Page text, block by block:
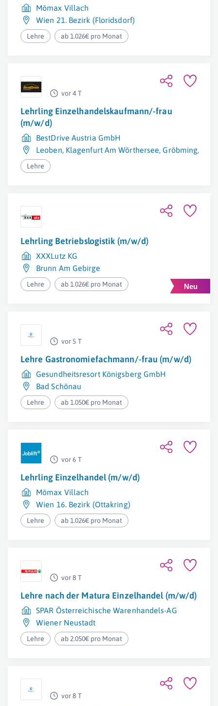
Mömax Villach
Wien 21. Bezirk (Floridsdorf)
Lehre ab 1.026€ pro Monat
vor 4 T
Lehrling Einzelhandelskaufmann/-frau
(m/w/d)
BestDrive Austria GmbH
Leoben, Klagenfurt Am Wörthersee, Gröbming,
Lehre
Lehrling Betriebslogistik (m/w/d)
XXXLutz KG
Brunn Am Gebirge
Lehre ab 1.026€ pro Monat
vor 5 T
Lehre Gastronomiefachmann/-frau (m/w/d)
Gesundheitsresort Königsberg GmbH
Bad Schönau
Lehre ab 1.050€ pro Monat
vor 6 T
Lehrling Einzelhandel (m/w/d)
Mömax Villach
Wien 16. Bezirk (Ottakring)
Lehre ab 1.026€ pro Monat
vor 8 T
Lehre nach der Matura Einzelhandel (m/w/d)
SPAR Österreichische Warenhandels-AG
Wiener Neustadt
Lehre ab 2.050€ pro Monat
vor 8 T